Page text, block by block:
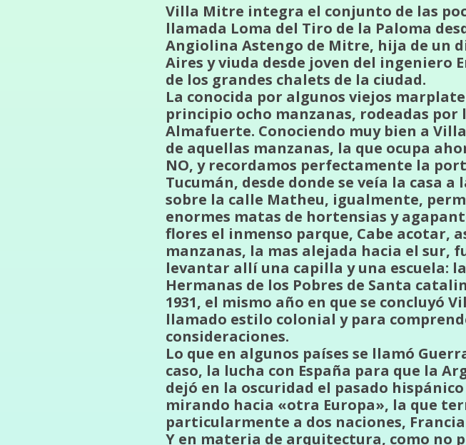
Villa Mitre integra el conjunto de las
llamada Loma del Tiro de la Paloma
Angiolina Astengo de Mitre, hija de un
Aires y viuda desde joven del
de los grandes chalets de la ciudad.
La conocida por algunos viejos
principio ocho manzanas, rodeadas
Almafuerte. Conociendo muy bien a
de aquellas manzanas, la que ocupa
NO, y recordamos perfectamente la
Tucumán, desde donde se veía la casa
sobre la calle Matheu, igualmente,
enormes matas de hortensias y
flores el inmenso parque, Cabe acotar,
manzanas, la mas alejada hacia el sur,
levantar allí una capilla y una escuela:
Hermanas de los Pobres de Santa
1931, el mismo año en que se concluyó
llamado estilo colonial y para
consideraciones.
Lo que en algunos países se llamó
caso, la lucha con España para que la
dejó en la oscuridad el pasado
mirando hacia «otra Europa», la que
particularmente a dos naciones,
Y en materia de arquitectura, como no